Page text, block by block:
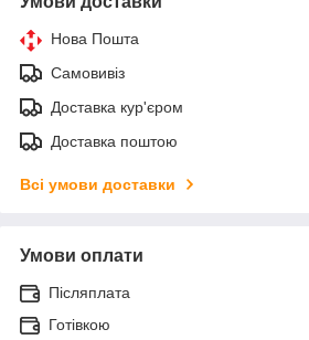
Нова Пошта
Самовивіз
Доставка кур'єром
Доставка поштою
Всі умови доставки
Умови оплати
Післяплата
Готівкою